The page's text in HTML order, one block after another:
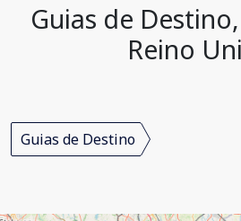
Guias de
Reino
Guias de Destino